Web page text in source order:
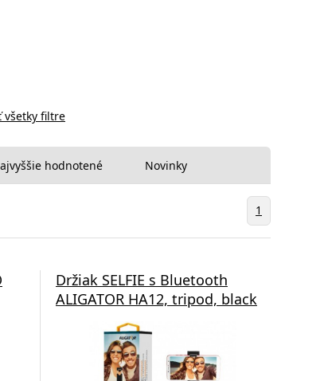
všetky filtre
hodnotené Novinky
1
Držiak SELFIE s Bluetooth
ALIGATOR HA12, tripod, black